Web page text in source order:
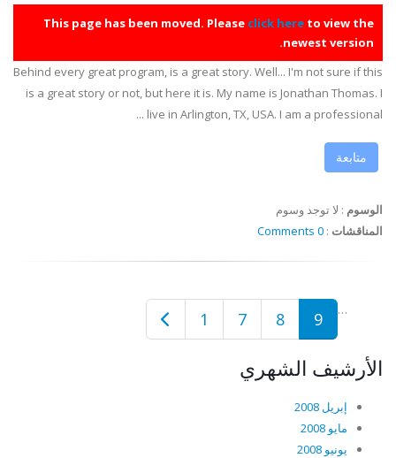
This page has been moved. Please click here to view the
newest version.
Behind every great program, is a great story. Well... I'm not sure if this
is a great story or not, but here it is. My name is Jonathan Thomas. I
live in Arlington, TX, USA. I am a professional ...
متابعة
الوسوم : لا توجد وسوم
المناقشات :
0 Comments
1 …
7 8 9
الأرشيف الشهري
إبريل 2008
مايو 2008
يونيو 2008